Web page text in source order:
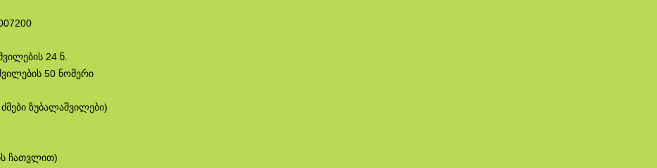
24 ნ.
50 ნომერი
ზუბალაშვილები)
ჩათვლით)